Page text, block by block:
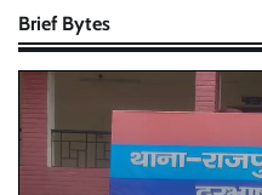
Brief Bytes